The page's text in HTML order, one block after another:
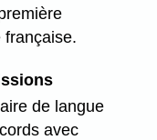
française.
de langue
avec